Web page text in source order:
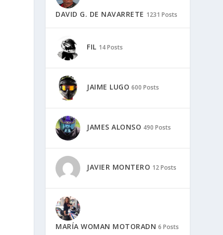
DAVID G. DE NAVARRETE 1231 Posts
FIL 14 Posts
JAIME LUGO 600 Posts
JAMES ALONSO 490 Posts
JAVIER MONTERO 12 Posts
MARÍA WOMAN MOTORADN 6 Posts